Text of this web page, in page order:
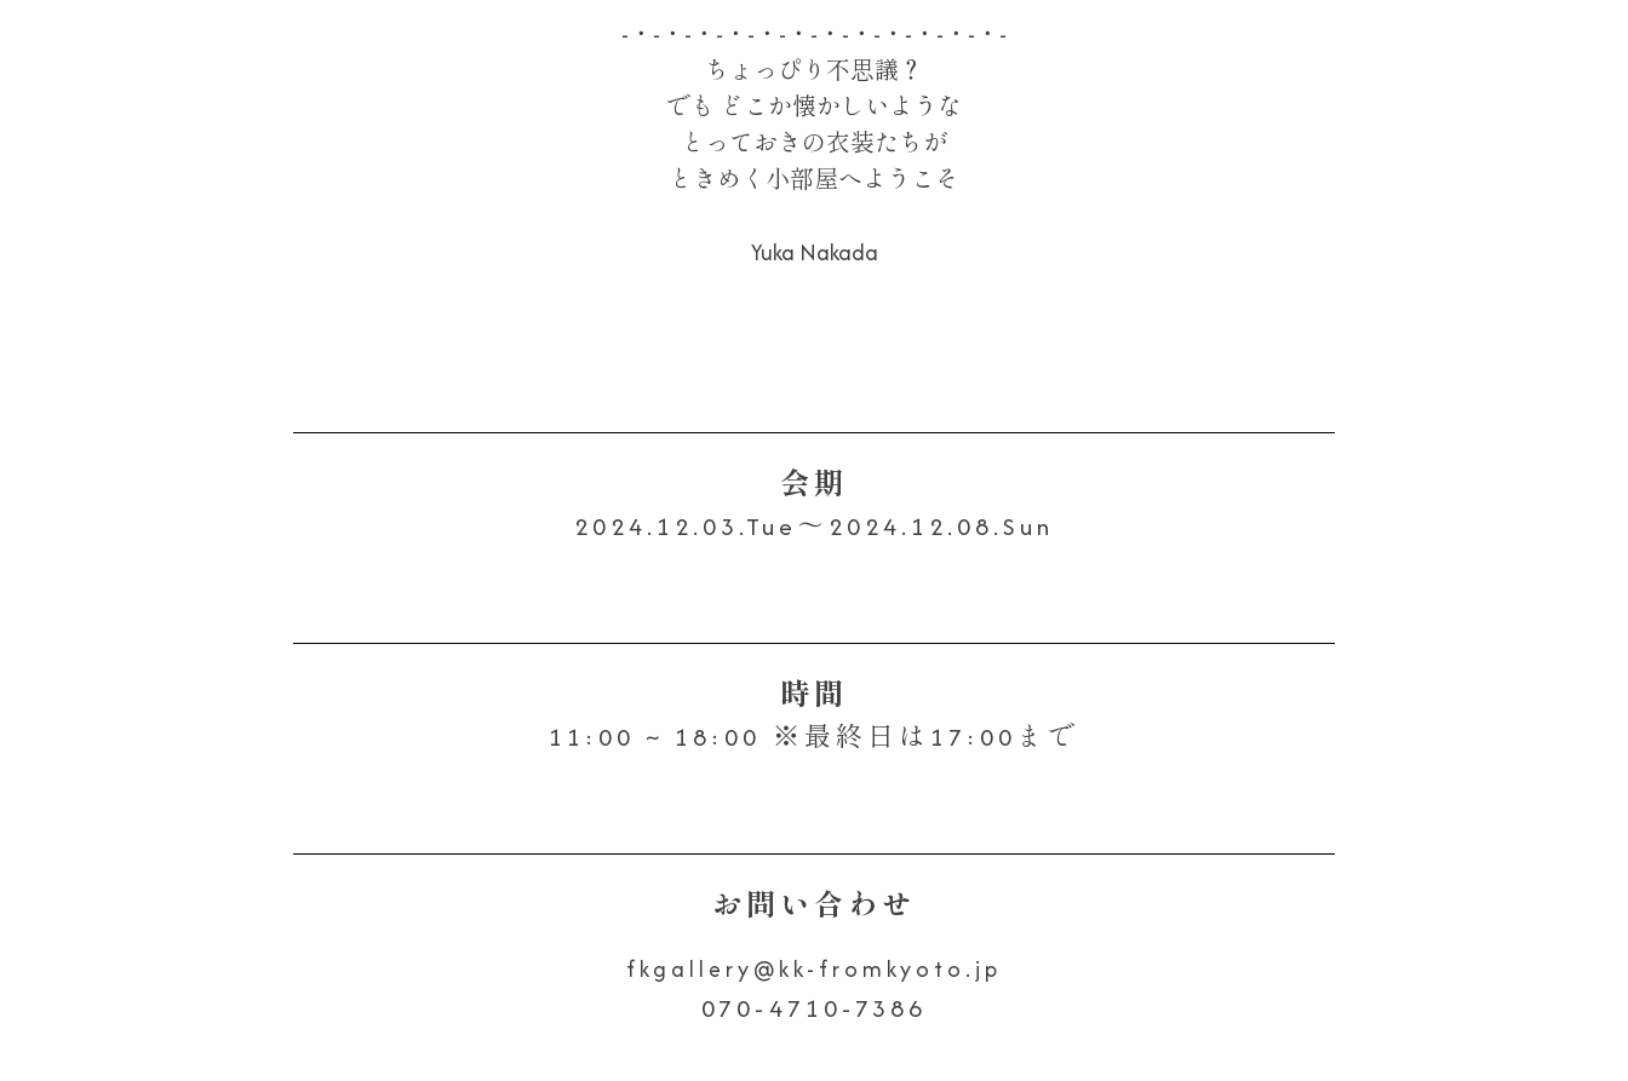
-・-・-・-・-・-・-・-・-・-・-・-・-
ちょっぴり不思議？
でも どこか懐かしいような
とっておきの衣装たちが
ときめく小部屋へようこそ
Yuka Nakada
会期
2024.12.03.Tue～2024.12.08.Sun
時間
11:00 ~ 18:00 ※最終日は17:00まで
お問い合わせ
fkgallery kk-fromkyoto.jp
070-4710-7386